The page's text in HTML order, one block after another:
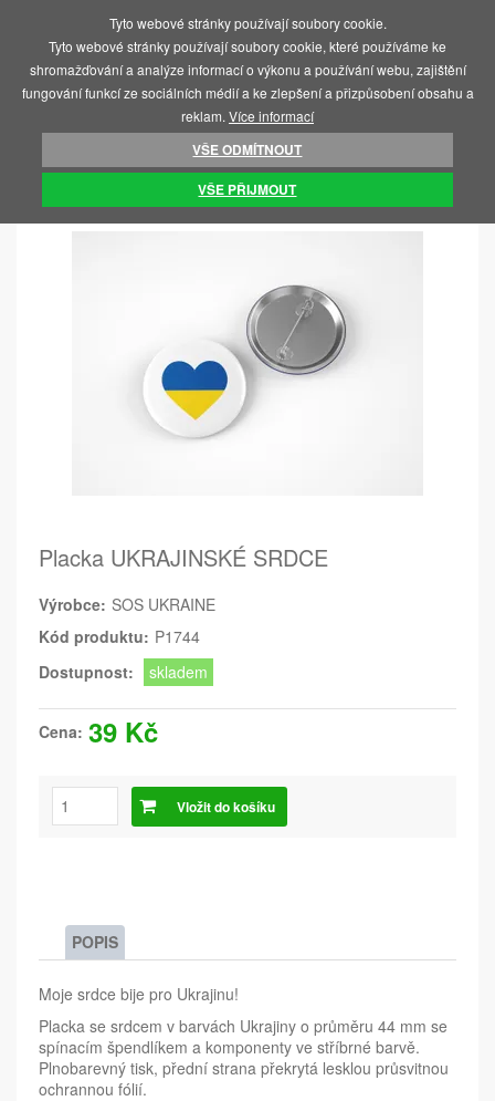
ÚVOD SOS UKRAJINA PLACKY
Placka UKRAJINSKÉ SRDCE
Výrobce: SOS UKRAINE
Kód produktu: P1744
Dostupnost:
skladem
Cena: 39 Kč
Vložit do košíku
POPIS
Moje srdce bije pro Ukrajinu!
Placka se srdcem v barvách Ukrajiny o průměru 44 mm se
spínacím špendlíkem a komponenty ve stříbrné barvě.
Plnobarevný tisk, přední strana překrytá lesklou průsvitnou
ochrannou fólií.
Tyto webové stránky používají soubory cookie.
Tyto webové stránky používají soubory cookie, které používáme ke
shromažďování a analýze informací o výkonu a používání webu, zajištění
fungování funkcí ze sociálních médií a ke zlepšení a přizpůsobení obsahu a
reklam. Více informací
VŠE ODMÍTNOUT
VŠE PŘIJMOUT